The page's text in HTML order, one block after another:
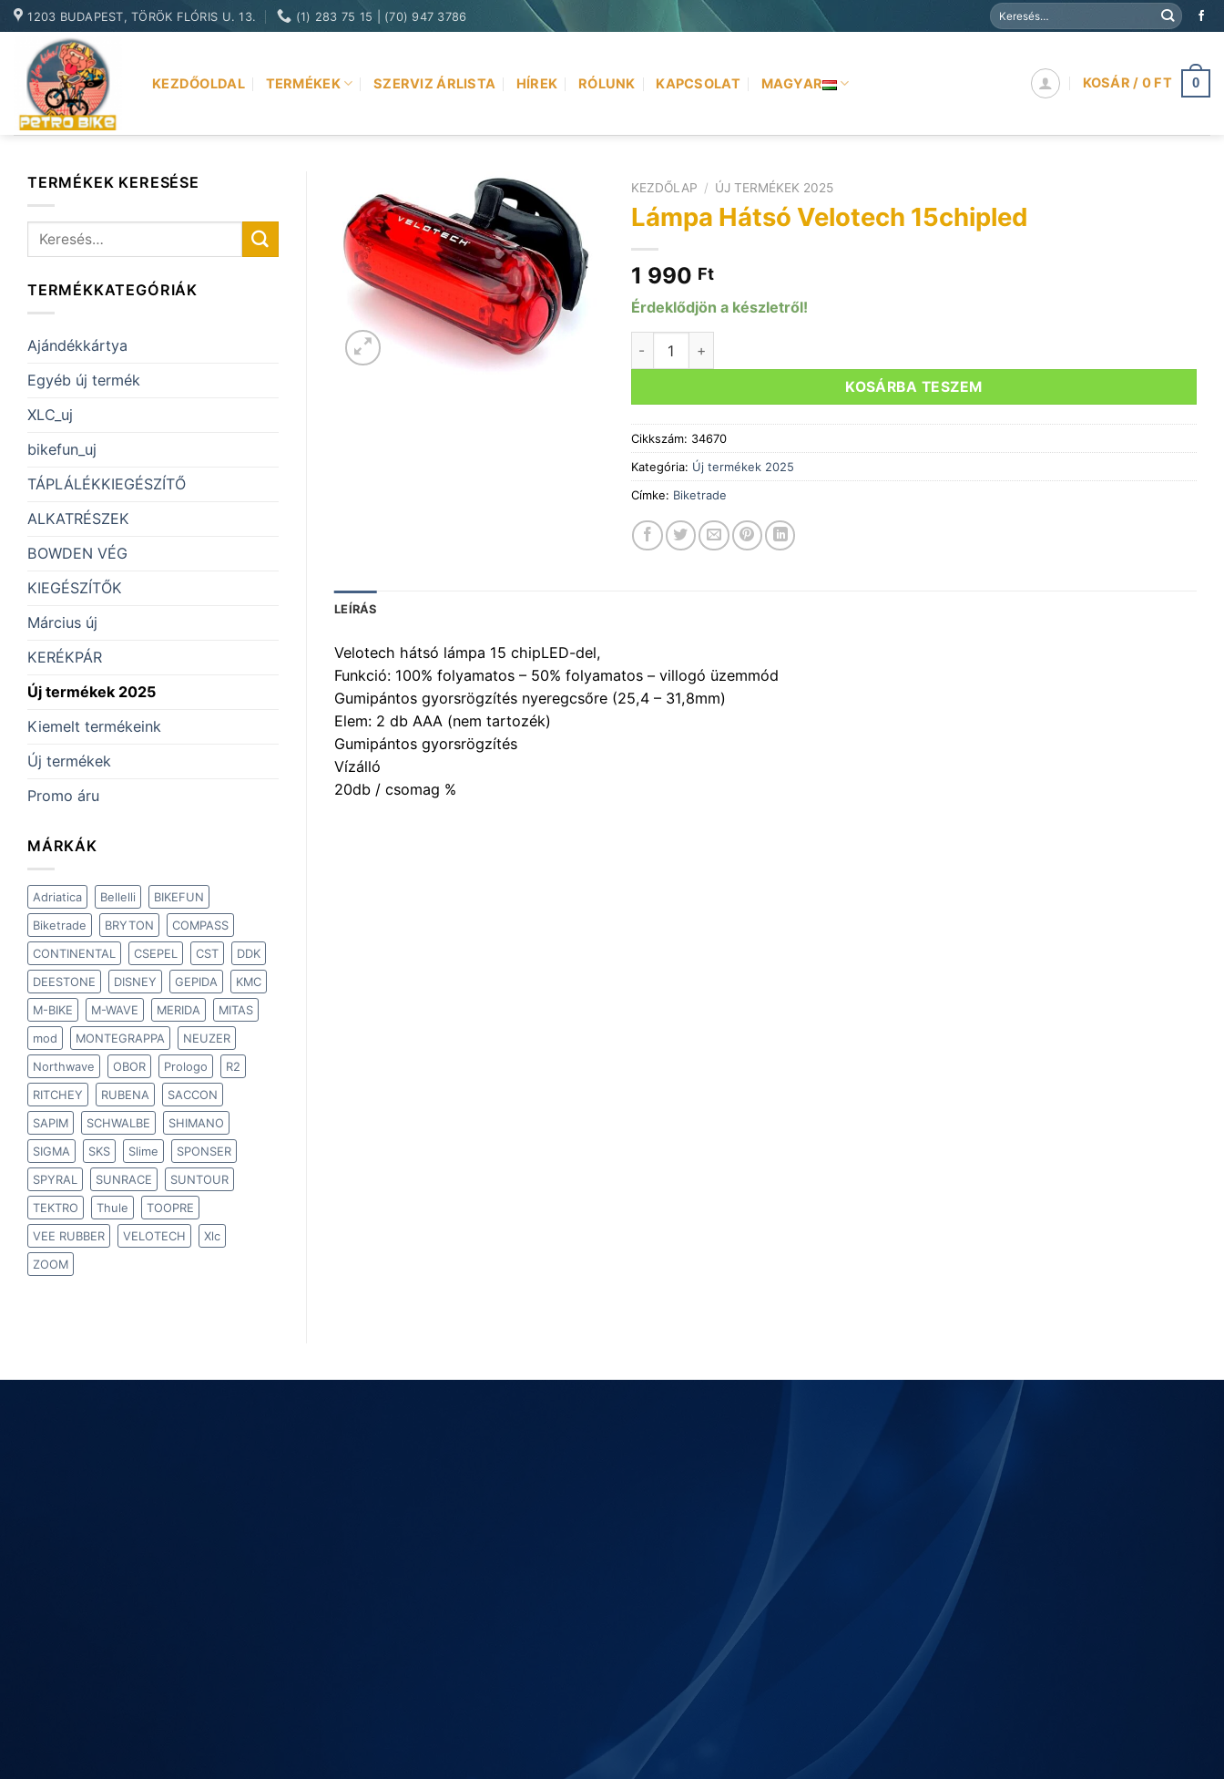
Skip
to
content
1203 BUDAPEST, TÖRÖK FLÓRIS U. 13. (1) 283 75 15 | (70) 947 3786
Keresés
a
KEZDŐOLDAL TERMÉKEK SZERVIZ ÁRLISTA HÍREK RÓLUNK KAPCSOLAT MAGYAR KOSÁR / 0 FT 0
TERMÉKEK KERESÉSE
Keresés
TERMÉKKATEGÓRIÁK
Ajándékkártya
Egyéb új termék
XLC_uj
bikefun_uj
TÁPLÁLÉKKIEGÉSZÍTŐ
ALKATRÉSZEK
BOWDEN VÉG
KIEGÉSZÍTŐK
Március új
KERÉKPÁR
Új termékek 2025
Kiemelt termékeink
Új termékek
Promo áru
MÁRKÁK
Adriatica Bellelli
BIKEFUN
Biketrade
BRYTON
COMPASS
CONTINENTAL
CSEPEL CST
DDK
DEESTONE
DISNEY GEPIDA
KMC
M-BIKE
M-WAVE MERIDA
MITAS
mod
MONTEGRAPPA
NEUZER
Northwave
OBOR Prologo
R2
RITCHEY
RUBENA
SACCON
SAPIM
SCHWALBE
SHIMANO
SIGMA
SKS Slime
SPONSER
SPYRAL
SUNRACE
SUNTOUR
TEKTRO
Thule
TOOPRE
VEE RUBBER
VELOTECH
Xlc
ZOOM
KEZDŐLAP / ÚJ TERMÉKEK 2025
Lámpa Hátsó Velotech 15chipled
1 990 Ft
Érdeklődjön a készletről!
KOSÁRBA TESZEM
Cikkszám: 34670
Kategória: Új termékek 2025
Címke: Biketrade
LEÍRÁS
Velotech hátsó lámpa 15 chipLED-del,
Funkció: 100% folyamatos – 50% folyamatos – villogó üzemmód
Gumipántos gyorsrögzítés nyeregcsőre (25,4 – 31,8mm)
Elem: 2 db AAA (nem tartozék)
Gumipántos gyorsrögzítés
Vízálló
20db / csomag %